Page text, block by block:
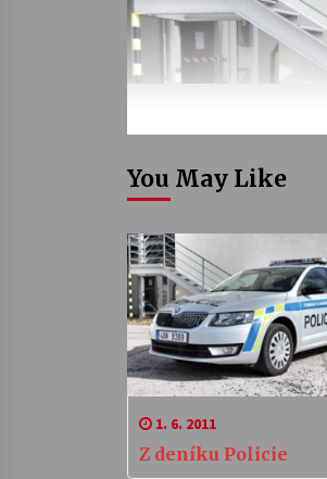
You May Like
1. 6. 2011
Z deníku Policie